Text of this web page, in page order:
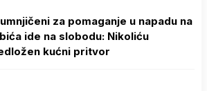
za pomaganje u napadu na
ide na slobodu: Nikoliću
kućni pritvor